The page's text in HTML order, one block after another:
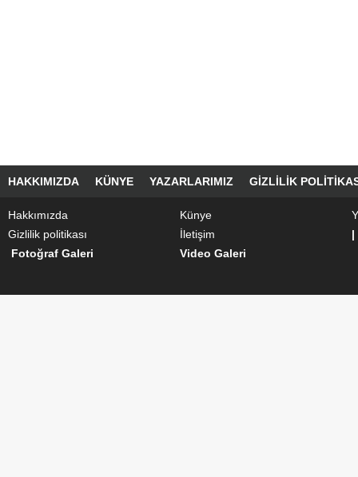
HAKKIMIZDA KÜNYE YAZARLARIMIZ GIZLILIK
Hakkımızda Künye
Gizlilik politikası
İletişim
|
Fotoğraf Galeri
Video Galeri